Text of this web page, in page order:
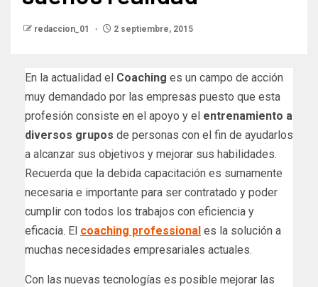
redaccion_01 2 septiembre, 2015
En la actualidad el Coaching es un campo de acción
muy demandado por las empresas puesto que esta
profesión consiste en el apoyo y el entrenamiento a
diversos grupos de personas con el fin de ayudarlos
a alcanzar sus objetivos y mejorar sus habilidades.
Recuerda que la debida capacitación es sumamente
necesaria e importante para ser contratado y poder
cumplir con todos los trabajos con eficiencia y
eficacia. El coaching professional es la solución a
muchas necesidades empresariales actuales.
Con las nuevas tecnologías es posible mejorar las